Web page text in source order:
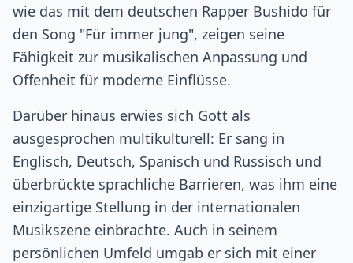
wie das mit dem deutschen Rapper Bushido für
den Song "Für immer jung", zeigen seine
Fähigkeit zur musikalischen Anpassung und
Offenheit für moderne Einflüsse.
Darüber hinaus erwies sich Gott als
ausgesprochen multikulturell: Er sang in
Englisch, Deutsch, Spanisch und Russisch und
überbrückte sprachliche Barrieren, was ihm eine
einzigartige Stellung in der internationalen
Musikszene einbrachte. Auch in seinem
persönlichen Umfeld umgab er sich mit einer